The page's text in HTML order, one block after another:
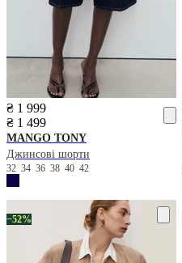
₴ 1 999
₴ 1 499
MANGO TONY
Джинсові шорти
32 34 36 38 40 42
−52%